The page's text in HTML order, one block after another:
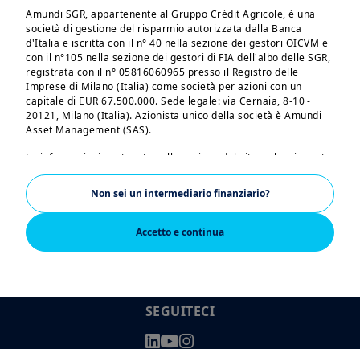
Amundi SGR, appartenente al Gruppo Crédit Agricole, è una
società di gestione del risparmio autorizzata dalla Banca
d'Italia e iscritta con il n° 40 nella sezione dei gestori OICVM e
con il n°105 nella sezione dei gestori di FIA dell'albo delle SGR,
registrata con il n° 05816060965 presso il Registro delle
Imprese di Milano (Italia) come società per azioni con un
capitale di EUR 67.500.000. Sede legale: via Cernaia, 8-10 -
20121, Milano (Italia). Azionista unico della società è Amundi
Asset Management (SAS).
Le informazioni contenute nella sezione del sito web cui avrete
accesso non sono destinate al pubblico, ma sono riservate
esclusivamente a clienti professionali di diritto (di seguito
anche “Investitori Qualificati” o singolarmente “Investitore
Qualificato”), intendendosi per tali (i) i clienti professionali
privati che soddisfano i requisiti di cui al punto I dell’Allegato n.
3 al regolamento adottato dalla Consob con delibera n.
Amundi SGR S.p.A. non potrà essere ritenuta responsabile per
nonché per eventuali danni derivanti dall’utilizzo di
Accetto e continua
Non sei un intermediario finanziario?
Tentativi di truffa
Note legali
Informativa sui cookies
Politiche aziendali
Organi societari
Reclami
Dichiarazioni di Accessibilità: non conforme
SEGUITECI